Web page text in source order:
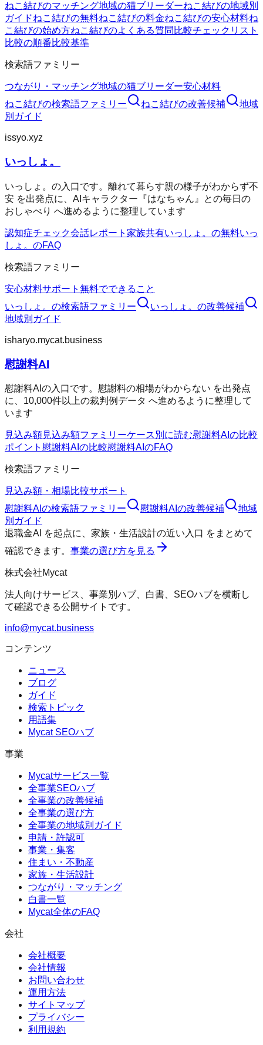
ねこ結びのマッチング地域の猫ブリーダーねこ結びの地域別
ガイドねこ結びの無料ねこ結びの料金ねこ結びの安心材料ね
こ結びの始め方ねこ結びのよくある質問 比較チェックリスト
比較の順番比較基準
検索語ファミリー
つながり・マッチング地域の猫ブリーダー安心材料
ねこ結びの検索語ファミリー ねこ結びの改善候補
地域
別ガイド
issyo.xyz
いっしょ。
いっしょ。の入口です。離れて暮らす親の様子がわからず不
安 を出発点に、AIキャラクター『はなちゃん』との毎日の
おしゃべり へ進めるように整理しています
認知症チェック会話レポート 家族共有いっしょ。の無料いっ
しょ。のFAQ
検索語ファミリー
安心材料サポート 無料でできること
いっしょ。 の検索語ファミリー いっしょ。 の改善候補
地域別ガイド
isharyo.mycat.business
慰謝料AI
慰謝料AIの入口です。慰謝料の相場がわからない を出発点
に、10,000件以上の裁判例データ へ進めるように整理して
います
見込み額見込み額ファミリーケース別に読む慰謝料AIの比較
ポイント 慰謝料AIの比較慰謝料AIのFAQ
検索語ファミリー
見込み額・相場比較サポート
慰謝料AI の検索語ファミリー 慰謝料AI の改善候補
地域
別ガイド
退職金AI
を起点に、 家族・生活設計の近い入口 をまとめて
確認できます。 事業の選び方を見る
株式会社Mycat
法人向けサービス、事業別ハブ、白書、SEOハブを横断し
て確認できる公開サイトです。
info@mycat.business
コンテンツ
ニュース
ブログ
ガイド
検索トピック
用語集
Mycat SEOハブ
事業
Mycatサービス一覧
全事業SEOハブ
全事業の改善候補
全事業の選び方
全事業の地域別ガイド
申請・許認可
事業・集客
住まい・不動産
家族・生活設計
つながり・マッチング
白書一覧
Mycat全体のFAQ
会社
会社概要
会社情報
お問い合わせ
運用方法
サイトマップ
プライバシー
利用規約